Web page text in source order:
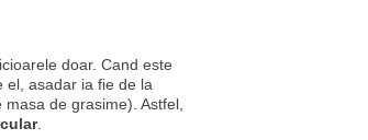
doar. Cand este
el, asadar ia fie de la
de grasime). Astfel,
.